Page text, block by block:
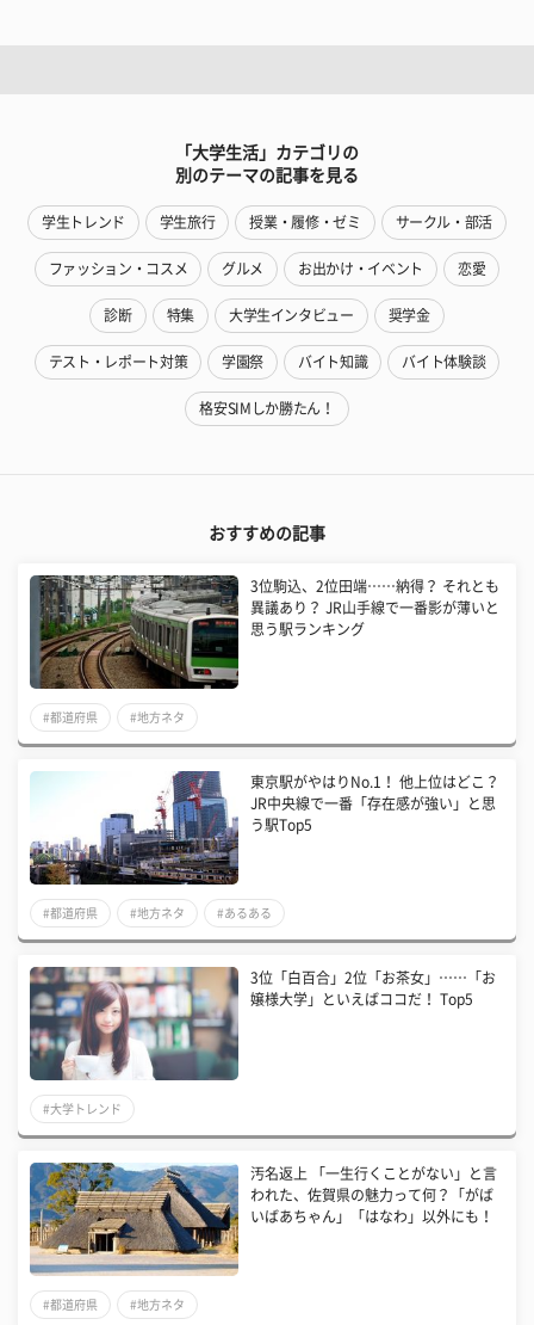
「大学生活」カテゴリの
別のテーマの記事を見る
学生トレンド 学生旅行 授業・履修・ゼミ サークル・部活
ファッション・コスメ グルメ お出かけ・イベント 恋愛
診断 特集 大学生インタビュー 奨学金
テスト・レポート対策 学園祭 バイト知識 バイト体験談
格安SIMしか勝たん！
おすすめの記事
3位駒込、2位田端……納得？ それとも
異議あり？ JR山手線で一番影が薄いと
思う駅ランキング
#都道府県 #地方ネタ
東京駅がやはりNo.1！ 他上位はどこ？
JR中央線で一番「存在感が強い」と思
う駅Top5
#都道府県 #地方ネタ #あるある
3位「白百合」2位「お茶女」……「お
嬢様大学」といえばココだ！ Top5
#大学トレンド
汚名返上 「一生行くことがない」と言
われた、佐賀県の魅力って何？「がば
いばあちゃん」「はなわ」以外にも！
#都道府県 #地方ネタ